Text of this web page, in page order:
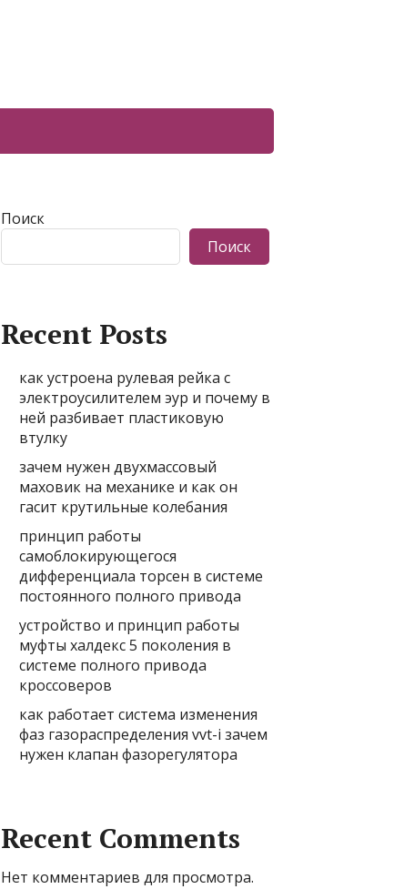
Поиск
Поиск
Recent Posts
как устроена рулевая рейка с
электроусилителем эур и почему в
ней разбивает пластиковую
втулку
зачем нужен двухмассовый
маховик на механике и как он
гасит крутильные колебания
принцип работы
самоблокирующегося
дифференциала торсен в системе
постоянного полного привода
устройство и принцип работы
муфты халдекс 5 поколения в
системе полного привода
кроссоверов
как работает система изменения
фаз газораспределения vvt-i зачем
нужен клапан фазорегулятора
Recent Comments
Нет комментариев для просмотра.